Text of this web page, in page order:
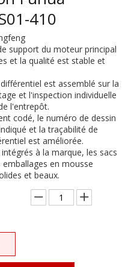
410
support du moteur principal
et la qualité est stable et
est assemblé sur la
et l'inspection individuelle
l'entrepôt.
codé, le numéro de dessin
et la traçabilité de
est améliorée.
à la marque, les sacs
en mousse
et beaux.